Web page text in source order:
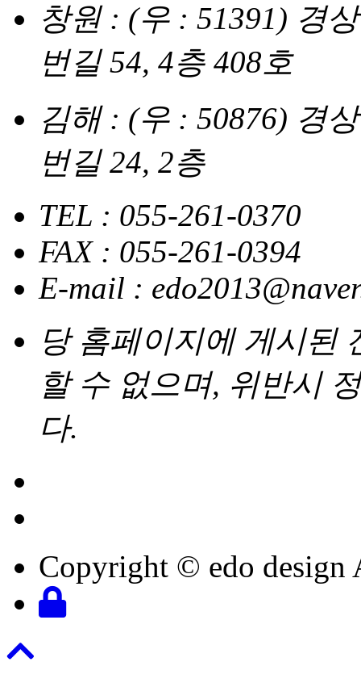
창원 : (우 : 51391) 경
번길 54, 4층 408호
김해 : (우 : 50876) 경
번길 24, 2층
TEL : 055-261-0370
FAX : 055-261-0394
E-mail :
당 홈페이지에 게시된
할 수 없으며, 위반시
다.
Copyright © edo design